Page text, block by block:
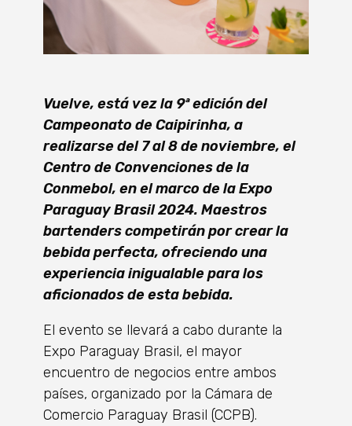
Vuelve, está vez la 9ª edición del
Campeonato de Caipirinha, a
realizarse del 7 al 8 de noviembre, el
Centro de Convenciones de la
Conmebol, en el marco de la Expo
Paraguay Brasil 2024. Maestros
bartenders competirán por crear la
bebida perfecta, ofreciendo una
experiencia inigualable para los
aficionados de esta bebida.
El evento se llevará a cabo durante la
Expo Paraguay Brasil, el mayor
encuentro de negocios entre ambos
países, organizado por la Cámara de
Comercio Paraguay Brasil (CCPB).